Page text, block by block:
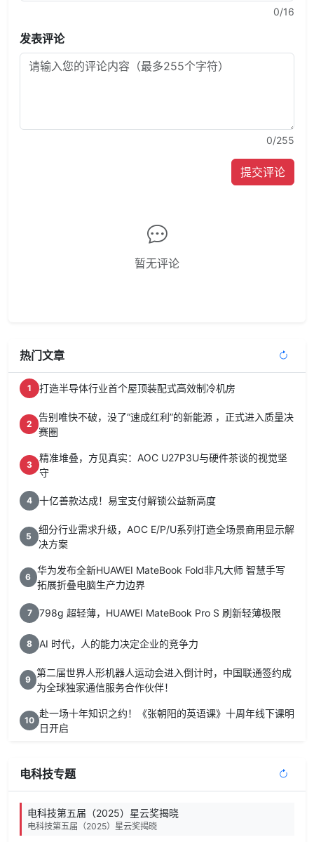
0/16
发表评论
0/255
提交评论
暂无评论
热门文章
1 打造半导体行业首个屋顶装配式高效制冷机房
2
告别唯快不破，没了“速成红利”的新能源 ，正式进入质量决
赛圈
3
精准堆叠，方见真实：AOC U27P3U与硬件茶谈的视觉坚
守
4 十亿善款达成！易宝支付解锁公益新高度
5
细分行业需求升级，AOC E/P/U系列打造全场景商用显示解
决方案
6
华为发布全新HUAWEI MateBook Fold非凡大师 智慧手写
拓展折叠电脑生产力边界
7 798g 超轻薄，HUAWEI MateBook Pro S 刷新轻薄极限
8 AI 时代，人的能力决定企业的竞争力
9
第二届世界人形机器人运动会进入倒计时，中国联通签约成
为全球独家通信服务合作伙伴！
10
赴一场十年知识之约！《张朝阳的英语课》十周年线下课明
日开启
电科技专题
电科技第五届（2025）星云奖揭晓
电科技第五届（2025）星云奖揭晓